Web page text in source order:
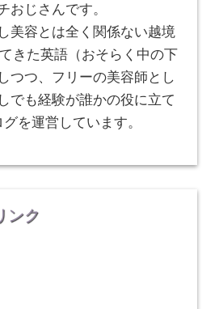
おじさんです。
美容とは全く関係ない越境
きた英語（おそらく中の下
つつ、フリーの美容師とし
でも経験が誰かの役に立て
グを運営しています。
ンク